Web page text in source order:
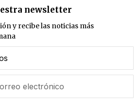
newsletter
y recibe las noticias más